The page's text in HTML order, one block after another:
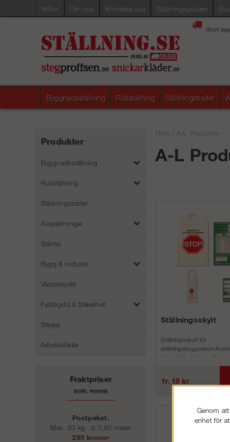
Villkor Om oss Kontakta oss Ställningsguiden
Stort
Byggnadsställning Rullställning Ställningstrailer
Produkter
Byggnadsställning
Rullställning
Ställningstrailer
Avspärrningar
Stämp
Bygg & industri
Väderskydd
Fallskydd & Säkerhet
Stegar
Arbetskläder
Fraktpriser
(exkl. moms)
Postpaket.
Max. 20 kg
≤ 0,80 meter
295 kronor
Hem A-L Produkter
A-L
Ställningsskylt
Ställningsskylt för
för att följa
regler AFS 2013:4Vi har ...
fr. 18 kr
Genom
enhet för